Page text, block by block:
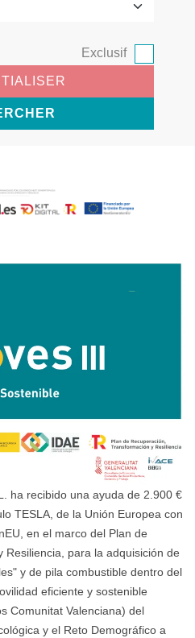
Exclusif
ha recibido una ayuda de 2.900 €
TESLA, de la Unión Europea con
en el marco del Plan de
Resiliencia, para la adquisición de
y de pila combustible dentro del
eficiente y sostenible
Comunitat Valenciana) del
y el Reto Demográfico a